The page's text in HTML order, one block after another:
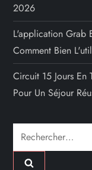
2026
L'application Grab
Comment Bien
Circuit 15 Jours
Pour Un Séjour
Rechercher :